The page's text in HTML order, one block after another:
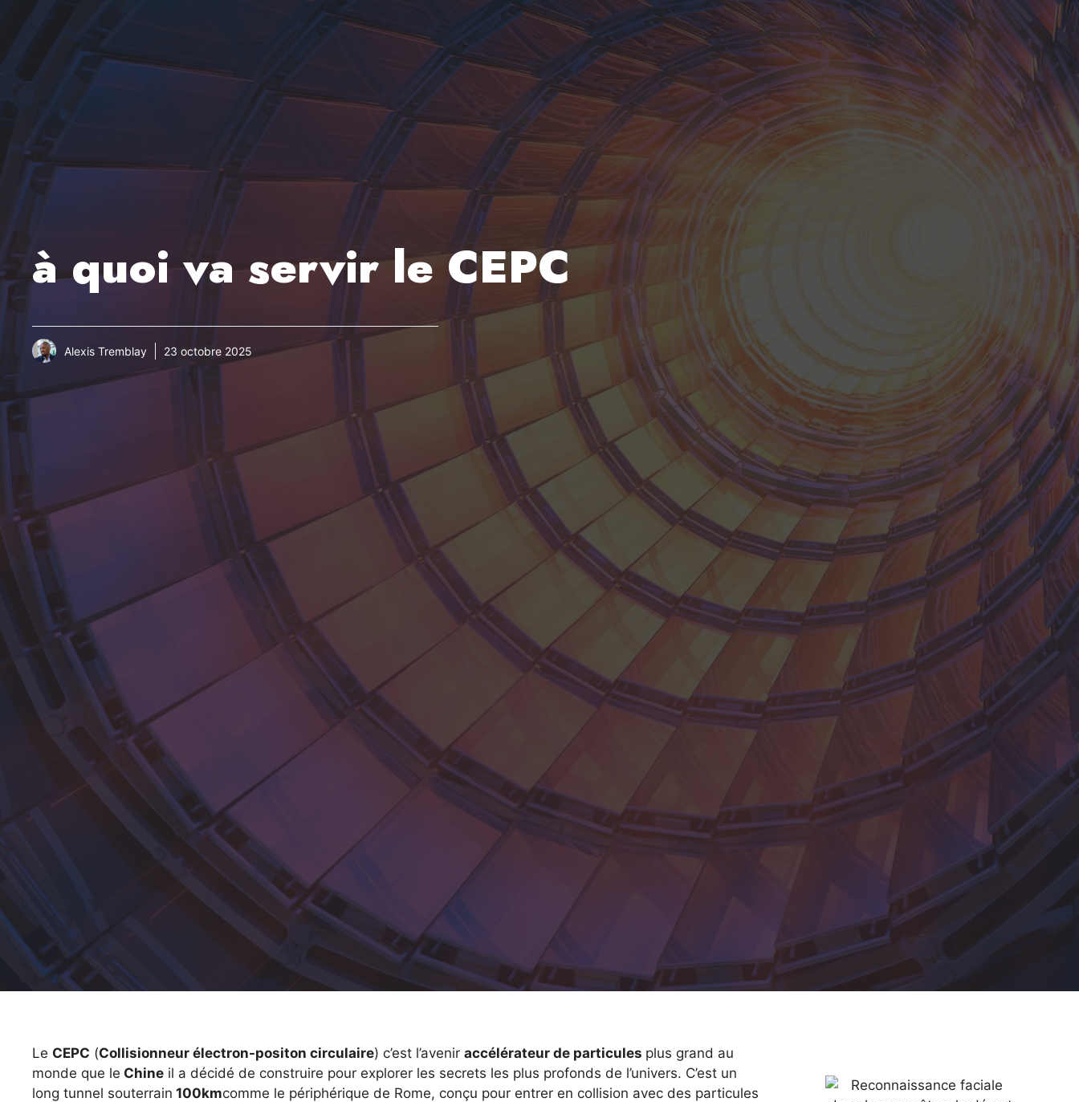
à quoi va servir le CEPC
Alexis Tremblay 23 octobre 2025
Le CEPC (Collisionneur électron-positon circulaire) c’est l’avenir accélérateur de particules plus grand au
monde que le Chine il a décidé de construire pour explorer les secrets les plus profonds de l’univers. C’est un
long tunnel souterrain 100kmcomme le périphérique de Rome, conçu pour entrer en collision avec des particules